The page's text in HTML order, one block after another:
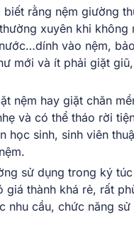
biết rằng nệm giường
xuyên khi không
vào nệm,
mới và ít phải giặt
nệm hay giặt chăn
và có thể tháo rời
học sinh, sinh viên
sử dụng trong ký
thành khá rẻ, rất
nhu cầu, chức năng